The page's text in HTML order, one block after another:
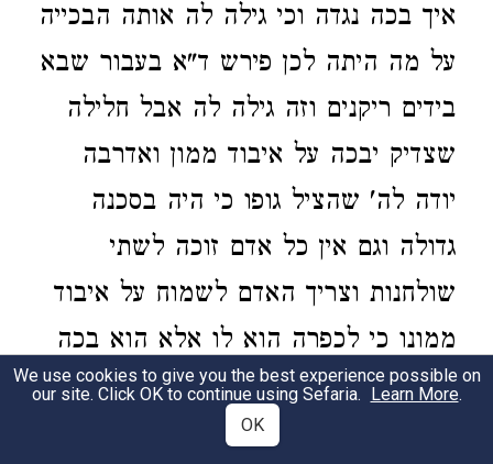
איך בכה נגדה וכי גילה לה אותה הבכייה
על מה היתה לכן פירש ד"א בעבור שבא
בידים ריקנים וזה גילה לה אבל חלילה
שצדיק יבכה על איבוד ממון ואדרבה
יודה לה' שהציל גופו כי היה בסכנה
גדולה וגם אין כל אדם זוכה לשתי
שולחנות וצריך האדם לשמוח על איבוד
ממונו כי לכפרה הוא לו אלא הוא בכה
מפני הנבוא' שראה וק"ל ולפיכך לא
צריכין אנו להאבן עזרא שמהפך
We use cookies to give you the best experience possible on
our site. Click OK to continue using Sefaria. Learn More.
OK